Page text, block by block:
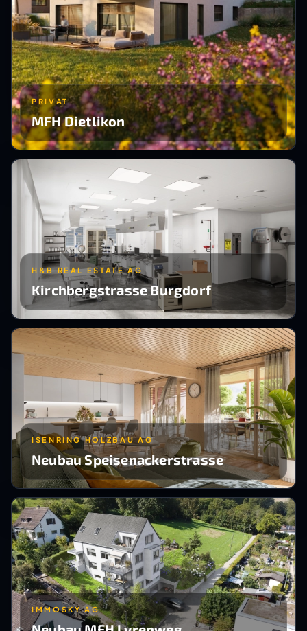
PRIVAT
MFH Dietlikon
H&B REAL ESTATE AG
Kirchbergstrasse Burgdorf
ISENRING HOLZBAU AG
Neubau Speisenackerstrasse
IMMOSKY AG